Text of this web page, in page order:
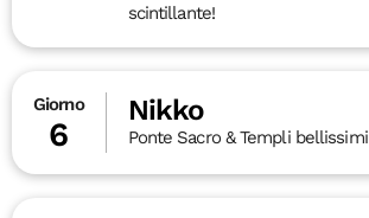
scintillante!
Giorno
6
Nikko
Ponte Sacro & Templi bellissimi